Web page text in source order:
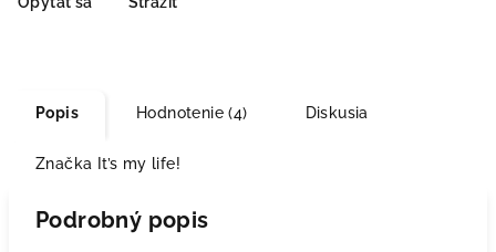
Popis Hodnotenie (4) Diskusia
Značka It’s my life!
Podrobný popis